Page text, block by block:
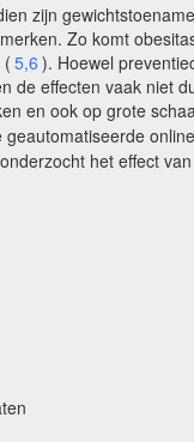
zijn
Zo komt
( 5,6 ). Hoewel
de effecten vaak niet
en ook op grote
het effect